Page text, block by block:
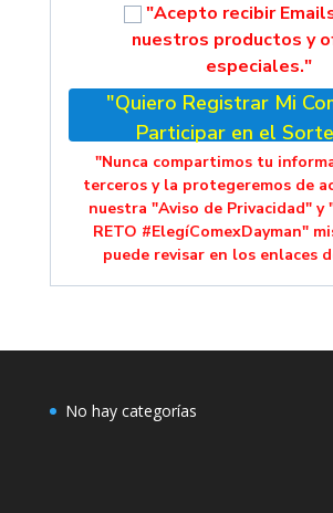
"Acepto recibir
nuestros productos y
especiales."
"Quiero Registrar Mi
Participar en el
"Nunca compartimos tu
terceros y la protegeremos de
nuestra "Aviso de Privacidad" y
RETO #ElegíComexDayman"
puede revisar en los enlaces
No hay categorías